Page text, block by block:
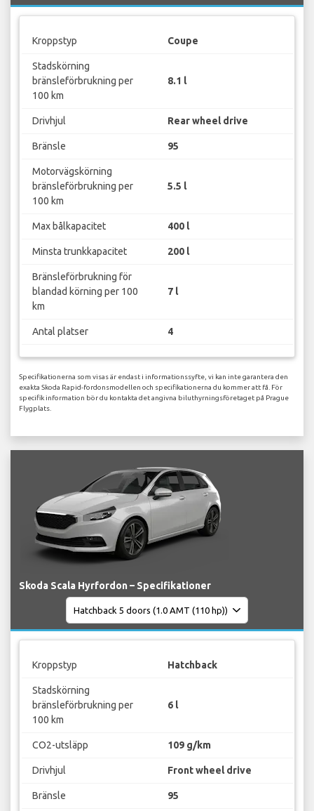
Kroppstyp Coupe
Stadskörning
bränsleförbrukning per
100 km
8.1 l
Drivhjul Rear wheel drive
Bränsle 95
Motorvägskörning
bränsleförbrukning per
100 km
5.5 l
Max bålkapacitet 400 l
Minsta trunkkapacitet 200 l
Bränsleförbrukning för
blandad körning per 100
km
7 l
Antal platser 4
Specifikationerna som visas är endast i informationssyfte, vi kan inte garantera den
exakta Skoda Rapid-fordonsmodellen och specifikationerna du kommer att få. För
specifik information bör du kontakta det angivna biluthyrningsföretaget på Prague
Flygplats.
Skoda Scala Hyrfordon – Specifikationer
Kroppstyp Hatchback
Stadskörning
bränsleförbrukning per
100 km
6 l
CO2-utsläpp 109 g/km
Drivhjul Front wheel drive
Bränsle 95